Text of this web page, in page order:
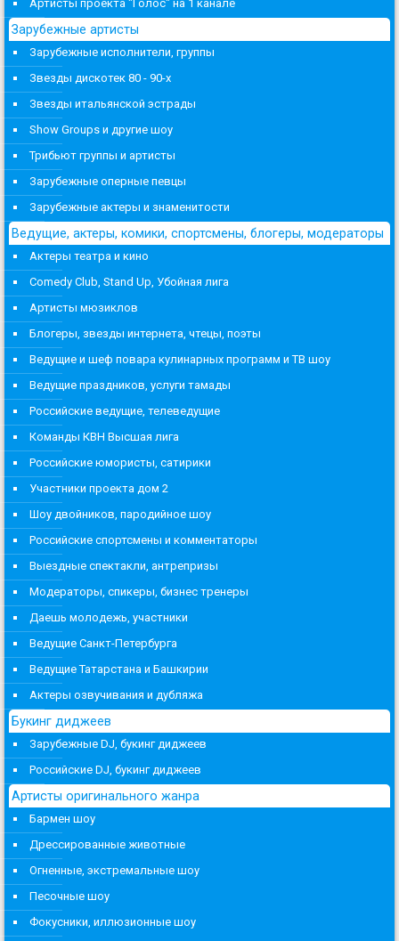
Артисты проекта "Голос" на 1 канале
Зарубежные артисты
Зарубежные исполнители, группы
Звезды дискотек 80 - 90-х
Звезды итальянской эстрады
Show Groups и другие шоу
Трибьют группы и артисты
Зарубежные оперные певцы
Зарубежные актеры и знаменитости
Ведущие, актеры, комики, спортсмены, блогеры, модераторы
Актеры театра и кино
Comedy Club, Stand Up, Убойная лига
Артисты мюзиклов
Блогеры, звезды интернета, чтецы, поэты
Ведущие и шеф повара кулинарных программ и ТВ шоу
Ведущие праздников, услуги тамады
Российские ведущие, телеведущие
Команды КВН Высшая лига
Российские юмористы, сатирики
Участники проекта дом 2
Шоу двойников, пародийное шоу
Российские спортсмены и комментаторы
Выездные спектакли, антрепризы
Модераторы, спикеры, бизнес тренеры
Даешь молодежь, участники
Ведущие Санкт-Петербурга
Ведущие Татарстана и Башкирии
Актеры озвучивания и дубляжа
Букинг диджеев
Зарубежные DJ, букинг диджеев
Российские DJ, букинг диджеев
Артисты оригинального жанра
Бармен шоу
Дрессированные животные
Огненные, экстремальные шоу
Песочные шоу
Фокусники, иллюзионные шоу